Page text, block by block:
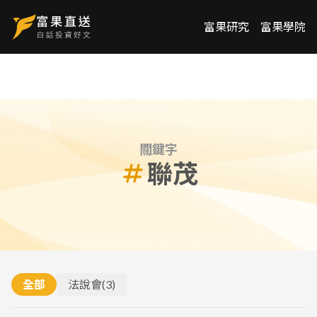
富果研究 富果學院
關鍵字
聯茂
全部 法說會(3)